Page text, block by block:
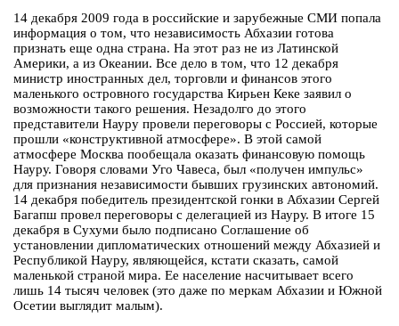
14 декабря 2009 года в российские и зарубежные СМИ попала
информация о том, что независимость Абхазии готова
признать еще одна страна. На этот раз не из Латинской
Америки, а из Океании. Все дело в том, что 12 декабря
министр иностранных дел, торговли и финансов этого
маленького островного государства Кирьен Кеке заявил о
возможности такого решения. Незадолго до этого
представители Науру провели переговоры с Россией, которые
прошли «конструктивной атмосфере». В этой самой
атмосфере Москва пообещала оказать финансовую помощь
Науру. Говоря словами Уго Чавеса, был «получен импульс»
для признания независимости бывших грузинских автономий.
14 декабря победитель президентской гонки в Абхазии Сергей
Багапш провел переговоры с делегацией из Науру. В итоге 15
декабря в Сухуми было подписано Соглашение об
установлении дипломатических отношений между Абхазией и
Республикой Науру, являющейся, кстати сказать, самой
маленькой страной мира. Ее население насчитывает всего
лишь 14 тысяч человек (это даже по меркам Абхазии и Южной
Осетии выглядит малым).